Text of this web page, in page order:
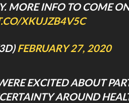
MORE INFO TO COME
XKUJZB4V5C
FEBRUARY 27, 2020
EXCITED ABOUT
AROUND